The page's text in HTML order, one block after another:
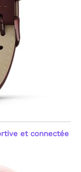
et connectée